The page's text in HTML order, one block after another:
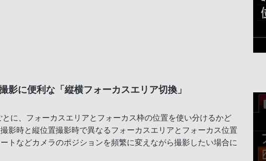
影に便利な「縦横フォーカスエリア切換」
に、フォーカスエリアとフォーカス枠の位置を使い分けるかど
影時と縦位置撮影時で異なるフォーカスエリアとフォーカス位置
トなどカメラのポジションを頻繁に変えながら撮影したい場合に